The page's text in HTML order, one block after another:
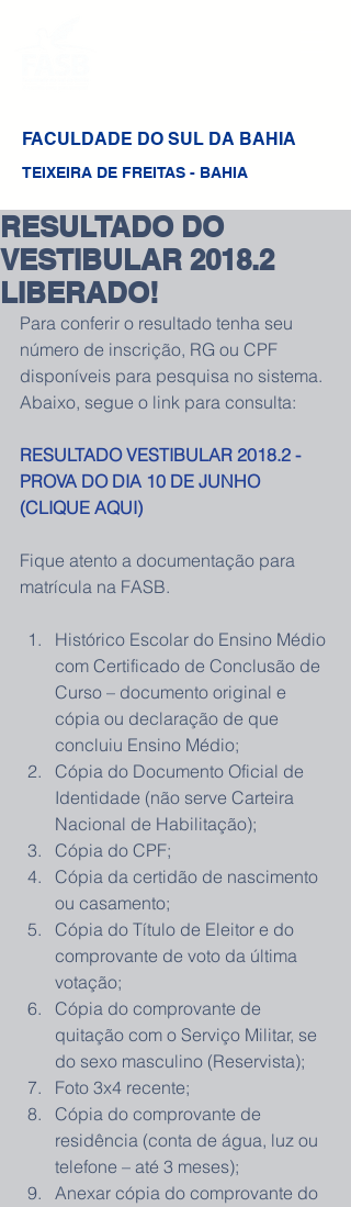
FACULDADE DO SUL DA BAHIA
TEIXEIRA DE FREITAS - BAHIA
RESULTADO DO
VESTIBULAR 2018.2
LIBERADO!
Para conferir o resultado tenha seu
número de inscrição, RG ou CPF
disponíveis para pesquisa no sistema.
Abaixo, segue o link para consulta:
RESULTADO VESTIBULAR 2018.2 -
PROVA DO DIA 10 DE JUNHO
(CLIQUE AQUI)
Fique atento a documentação para
matrícula na FASB.
Histórico Escolar do Ensino Médio
com Certificado de Conclusão de
Curso – documento original e
cópia ou declaração de que
concluiu Ensino Médio;
Cópia do Documento Oficial de
Identidade (não serve Carteira
Nacional de Habilitação);
Cópia do CPF;
Cópia da certidão de nascimento
ou casamento;
Cópia do Título de Eleitor e do
comprovante de voto da última
votação;
Cópia do comprovante de
quitação com o Serviço Militar, se
do sexo masculino (Reservista);
Foto 3x4 recente;
Cópia do comprovante de
residência (conta de água, luz ou
telefone – até 3 meses);
Anexar cópia do comprovante do